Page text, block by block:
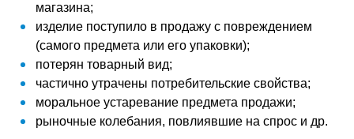
магазина;
изделие поступило в продажу с повреждением
(самого предмета или его упаковки);
потерян товарный вид;
частично утрачены потребительские свойства;
моральное устаревание предмета продажи;
рыночные колебания, повлиявшие на спрос и др.